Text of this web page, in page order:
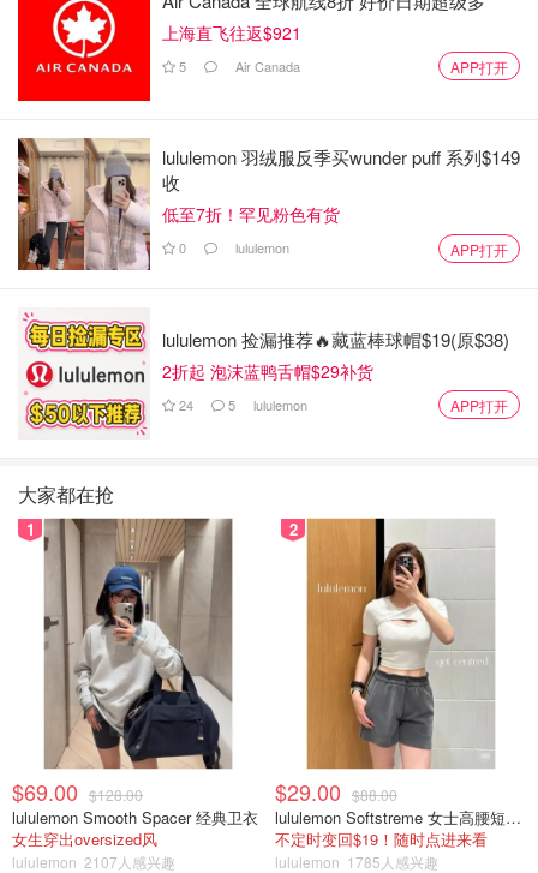
上海直飞往返$921
5 Air Canada APP打开
lululemon 羽绒服反季买wunder puff 系列$149
收
低至7折！罕见粉色有货
0 lululemon APP打开
lululemon 捡漏推荐🔥藏蓝棒球帽$19(原$38)
2折起 泡沫蓝鸭舌帽$29补货
24 5 lululemon APP打开
大家都在抢
1
$69.00 $128.00
lululemon Smooth Spacer 经典卫衣
女生穿出oversized风
lululemon 2107人感兴趣
2
$29.00 $88.00
lululemon Softstreme 女士高腰短裤 10cm
不定时变回$19！随时点进来看
lululemon 1785人感兴趣